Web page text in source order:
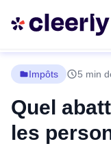
Impôts 5 min
Quel
les